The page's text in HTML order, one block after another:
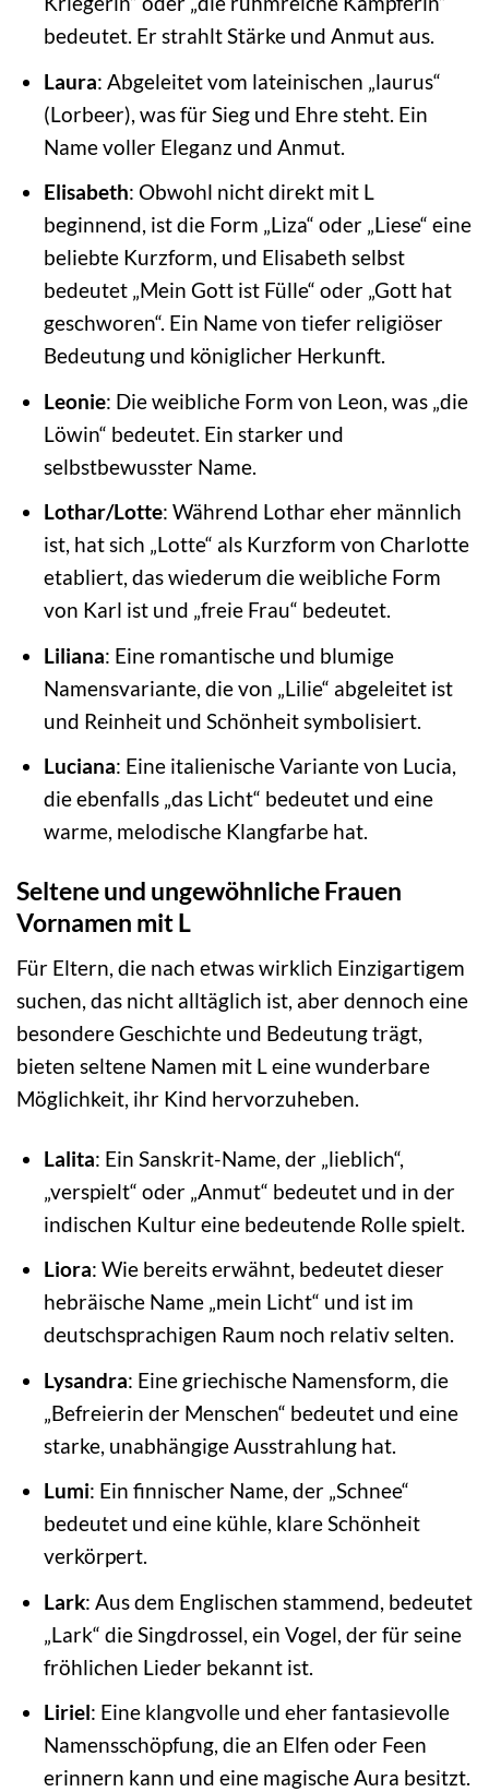
bedeutet. Er strahlt Stärke und Anmut aus.
Laura: Abgeleitet vom lateinischen „laurus“
(Lorbeer), was für Sieg und Ehre steht. Ein
Name voller Eleganz und Anmut.
Elisabeth: Obwohl nicht direkt mit L
beginnend, ist die Form „Liza“ oder „Liese“ eine
beliebte Kurzform, und Elisabeth selbst
bedeutet „Mein Gott ist Fülle“ oder „Gott hat
geschworen“. Ein Name von tiefer religiöser
Bedeutung und königlicher Herkunft.
Leonie: Die weibliche Form von Leon, was „die
Löwin“ bedeutet. Ein starker und
selbstbewusster Name.
Lothar/Lotte: Während Lothar eher männlich
ist, hat sich „Lotte“ als Kurzform von Charlotte
etabliert, das wiederum die weibliche Form
von Karl ist und „freie Frau“ bedeutet.
Liliana: Eine romantische und blumige
Namensvariante, die von „Lilie“ abgeleitet ist
und Reinheit und Schönheit symbolisiert.
Luciana: Eine italienische Variante von Lucia,
die ebenfalls „das Licht“ bedeutet und eine
warme, melodische Klangfarbe hat.
Seltene und ungewöhnliche Frauen
Vornamen mit L
Für Eltern, die nach etwas wirklich Einzigartigem
suchen, das nicht alltäglich ist, aber dennoch eine
besondere Geschichte und Bedeutung trägt,
bieten seltene Namen mit L eine wunderbare
Möglichkeit, ihr Kind hervorzuheben.
Lalita: Ein Sanskrit-Name, der „lieblich“,
„verspielt“ oder „Anmut“ bedeutet und in der
indischen Kultur eine bedeutende Rolle spielt.
Liora: Wie bereits erwähnt, bedeutet dieser
hebräische Name „mein Licht“ und ist im
deutschsprachigen Raum noch relativ selten.
Lysandra: Eine griechische Namensform, die
„Befreierin der Menschen“ bedeutet und eine
starke, unabhängige Ausstrahlung hat.
Lumi: Ein finnischer Name, der „Schnee“
bedeutet und eine kühle, klare Schönheit
verkörpert.
Lark: Aus dem Englischen stammend, bedeutet
„Lark“ die Singdrossel, ein Vogel, der für seine
fröhlichen Lieder bekannt ist.
Liriel: Eine klangvolle und eher fantasievolle
Namensschöpfung, die an Elfen oder Feen
erinnern kann und eine magische Aura besitzt.